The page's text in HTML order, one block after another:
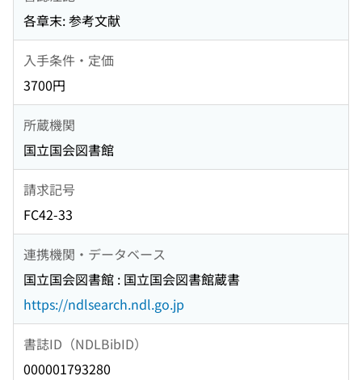
各章末: 参考文献
入手条件・定価
3700円
所蔵機関
国立国会図書館
請求記号
FC42-33
連携機関・データベース
国立国会図書館 : 国立国会図書館蔵書
https://ndlsearch.ndl.go.jp
書誌ID（NDLBibID）
000001793280